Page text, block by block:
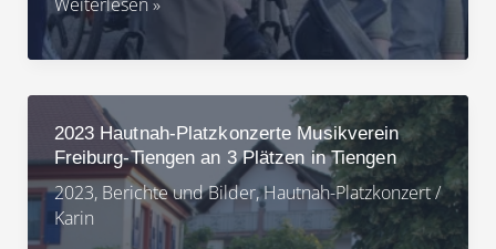
Hautnah-
Platzkonzerte
an
verschiedenen
Plätzen
in
2023 Hautnah-Platzkonzerte Musikverein
Freiburg-Tiengen an 3 Plätzen in Tiengen
2023, Berichte und Bilder,Hautnah-Platzkonzert/
Karin